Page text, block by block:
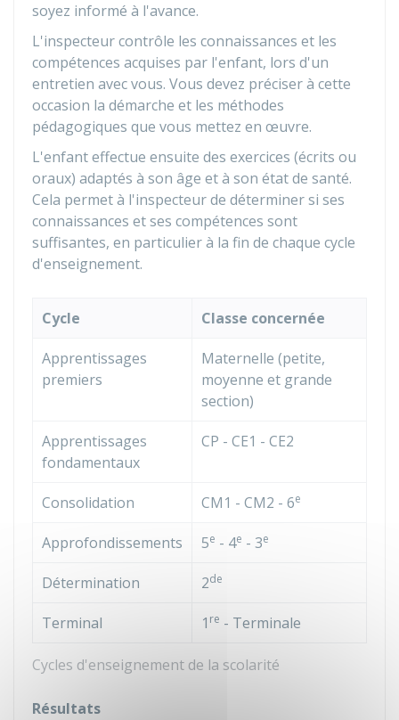
soyez informé à l'avance.
L'inspecteur contrôle les connaissances et les
compétences acquises par l'enfant, lors d'un
entretien avec vous. Vous devez préciser à cette
occasion la démarche et les méthodes
pédagogiques que vous mettez en œuvre.
L'enfant effectue ensuite des exercices (écrits ou
oraux) adaptés à son âge et à son état de santé.
Cela permet à l'inspecteur de déterminer si ses
connaissances et ses compétences sont
suffisantes, en particulier à la fin de chaque cycle
d'enseignement.
Cycles d'enseignement de la scolarité
Cycle Classe concernée
Apprentissages
premiers
Maternelle (petite,
moyenne et grande
section)
Apprentissages
fondamentaux
CP - CE1 - CE2
Consolidation CM1 - CM2 - 6e
Approfondissements 5e - 4e - 3e
Détermination 2de
Terminal 1 re - Terminale
Résultats